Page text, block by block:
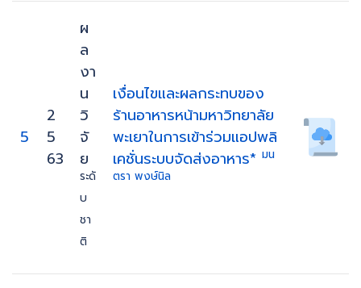
5
2
5
63
ผ
ล
งา
น
วิ
จั
ย
ระดั
บ
ชา
ติ
เงื่อนไขและผลกระทบของ
ร้านอาหารหน้ามหาวิทยาลัย
พะเยาในการเข้าร่วมแอปพลิ
เคชั่นระบบจัดส่งอาหาร* มน
ตรา พงษ์นิล